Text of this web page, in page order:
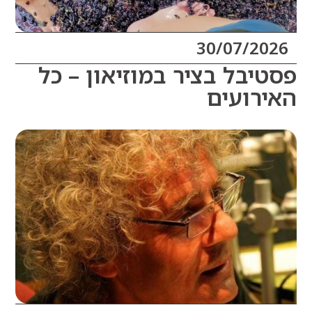
30/07/
בציר במוזיאון – כל